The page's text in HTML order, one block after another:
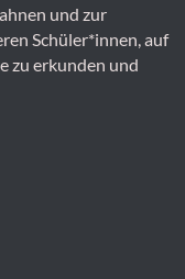
und zur
Schüler*innen, auf
zu erkunden und